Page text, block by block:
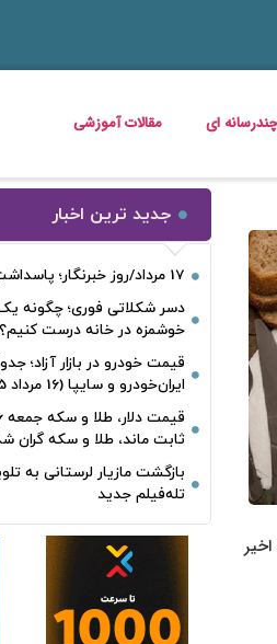
چندرسانه ای مقالات آموزشی
جدید ترین اخبار
17 مرداد/روز خبرنگار؛ پاسداشتِ حقیقت در عصرِ تردید
دسر شکلاتی فوری؛ چگونه
خوشمزه در خانه درست کنیم؟
قیمت خودرو در بازار آزاد؛
ایران‌خودرو و سایپا (16 مرداد 1405)
ثابت ماند، طلا و سکه گران
بازگشت مازیار لرستانی به
تله‌فیلم جدید